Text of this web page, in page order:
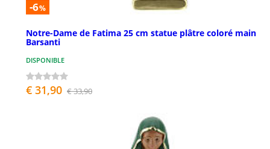
-6%
Notre-Dame de Fatima 25 cm statue plâtre coloré main
Barsanti
DISPONIBLE
€ 31,90 € 33,90